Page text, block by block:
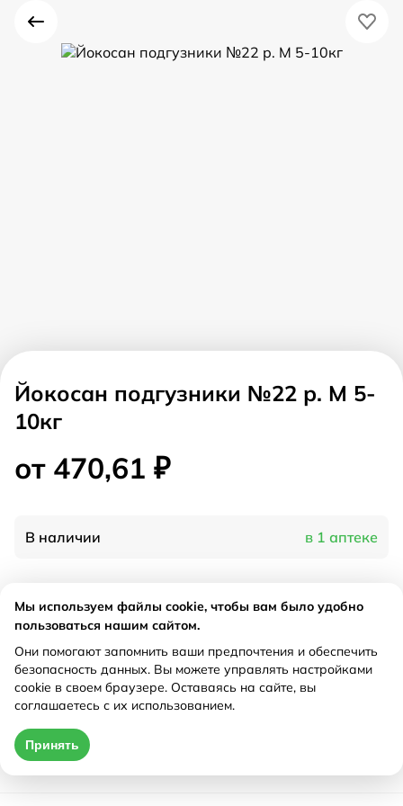
Йокосан подгузники №22 р. М 5-
10кг
от 470,61 ₽
В наличии в 1 аптеке
Характеристики
Рецепт
Не требуется
от 470,61 ₽
Мы используем файлы cookie, чтобы вам было удобно
пользоваться нашим сайтом.
Они помогают запомнить ваши предпочтения и обеспечить
безопасность данных. Вы можете управлять настройками
cookie в своем браузере. Оставаясь на сайте, вы
соглашаетесь с их использованием.
Принять